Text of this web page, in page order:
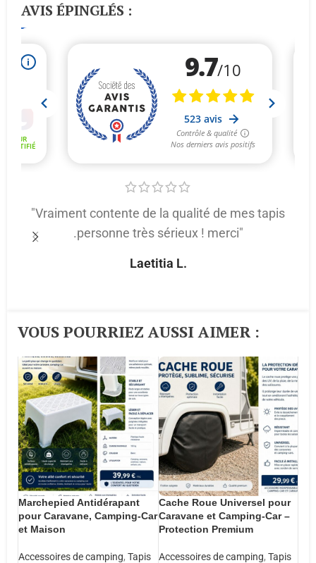
AVIS ÉPINGLÉS :
"Vraiment contente de la qualité de mes tapis
.personne très sérieux ! merci"
Laetitia L.
VOUS POURRIEZ AUSSI AIMER :​
Marchepied Antidérapant
pour Caravane, Camping-Car
et Maison
Accessoires de camping, Tapis
Cache Roue Universel pour
Caravane et Camping-Car –
Protection Premium
Accessoires de camping, Tapis